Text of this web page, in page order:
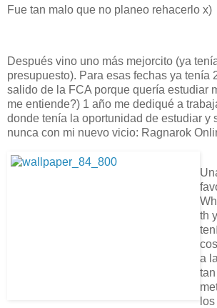
Fue tan malo que no planeo rehacerlo x)
Después vino uno más mejorcito (ya
presupuesto). Para esas fechas ya tenía
salido de la FCA porque quería estudiar
me entiende?) 1 año me dediqué a
donde tenía la oportunidad de estudiar y
nunca con mi nuevo vicio: Ragnarok
th
a